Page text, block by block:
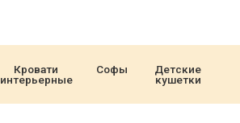
Кровати
интерьерные
Софы
Детские
кушетки